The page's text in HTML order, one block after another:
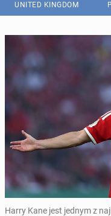
UNITED KINGDOM
Harry Kane jest jednym z